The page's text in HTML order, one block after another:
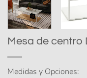
Mesa de centro
Medidas y Opciones: